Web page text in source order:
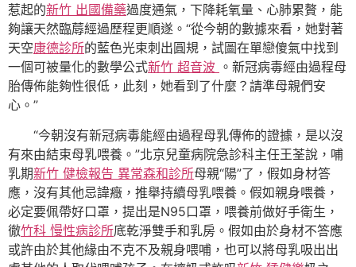
惹起的新竹 出國備藥過度通氣，下降耗氧量、心肺累贅，能
夠讓天然臨蓐經過歷程更順遂。“從今朝的數據來看，她對著
天空康德診所的藍色光束刺出圓規，試圖在單戀傻氣中找到
一個可被量化的數學公式新竹 超音波 。新冠病毒經由過程母
胎傳佈能夠性很低，此刻，她看到了什麼？請準母親們安
心。”
“今朝沒有新冠病毒能經由過程母乳傳佈的證據，是以沒
有來由結束母乳喂養。”北京兒童病院急診科主任王荃說，哺
乳期新竹 健檢報告 異常森和診所母親“陽”了，假如身材答
應，沒有其他忌諱癥，推舉持續母乳喂養。假如親身喂養，
必定要佩帶好口罩，提出是N95口罩，喂養前做好手衛生，
徹竹科 慢性病診所底乾淨雙手和乳房。假如由於身材不答應
或許由於其他緣由不克不及親身喂哺，也可以將母乳吸出出